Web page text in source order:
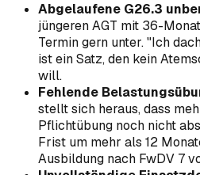
Abgelaufene G26.3
jüngeren AGT mit 36-
Termin gern unter. "Ich
ist ein Satz, den kein
will.
Fehlende
stellt sich heraus, dass
Pflichtübung noch nicht
Frist um mehr als 12
Ausbildung nach FwDV 7